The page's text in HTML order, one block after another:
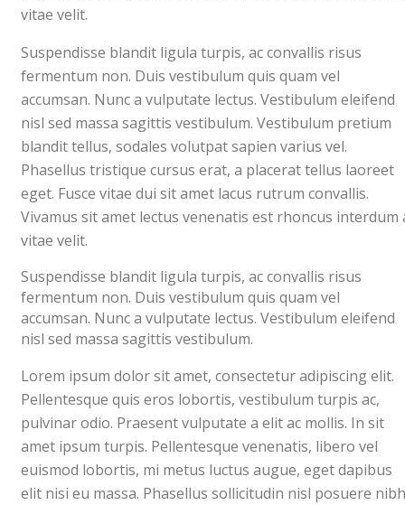
vitae velit.
Suspendisse blandit ligula turpis, ac convallis risus
fermentum non. Duis vestibulum quis quam vel
accumsan. Nunc a vulputate lectus. Vestibulum eleifend
nisl sed massa sagittis vestibulum. Vestibulum pretium
blandit tellus, sodales volutpat sapien varius vel.
Phasellus tristique cursus erat, a placerat tellus laoreet
eget. Fusce vitae dui sit amet lacus rutrum convallis.
Vivamus sit amet lectus venenatis est rhoncus interdum
vitae velit.
Suspendisse blandit ligula turpis, ac convallis risus
fermentum non. Duis vestibulum quis quam vel
accumsan. Nunc a vulputate lectus. Vestibulum eleifend
nisl sed massa sagittis vestibulum.
Lorem ipsum dolor sit amet, consectetur adipiscing elit.
Pellentesque quis eros lobortis, vestibulum turpis ac,
pulvinar odio. Praesent vulputate a elit ac mollis. In sit
amet ipsum turpis. Pellentesque venenatis, libero vel
euismod lobortis, mi metus luctus augue, eget dapibus
elit nisi eu massa. Phasellus sollicitudin nisl posuere nibh